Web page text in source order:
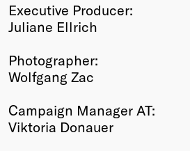
Executive Producer:
Juliane Ellrich
Photographer:
Wolfgang Zac
Campaign Manager AT:
Viktoria Donauer